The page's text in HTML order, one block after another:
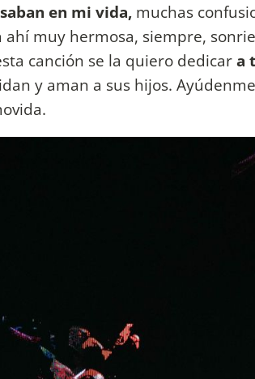
en mi vida, muchas
muy hermosa, siempre,
canción se la quiero dedicara
y aman a sus hijos.